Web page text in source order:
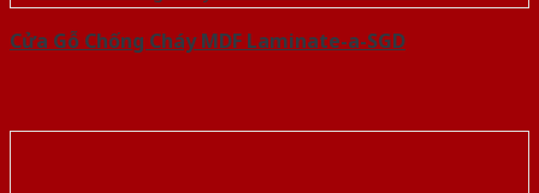
Cửa Gỗ Chống Cháy MDF Laminate-a-SGD